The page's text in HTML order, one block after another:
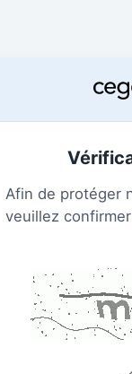
Afin de protéger
veuillez